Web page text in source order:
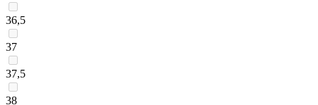
36,5
37
37,5
38